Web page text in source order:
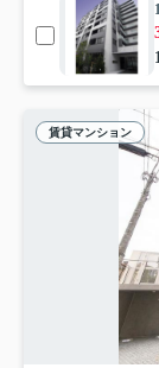
賃貸マンション